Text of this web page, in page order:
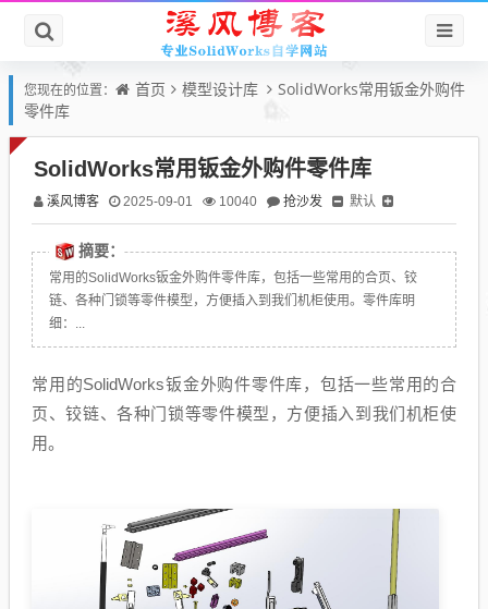
您现在的位置： 首页 模型设计库
SolidWorks常用钣金外购件
零件库
SolidWorks常用钣金外购件零件库
溪风博客 2025-09-01 10040 抢沙发 默认
摘要：
常用的SolidWorks钣金外购件零件库，包括一些常用的合页、铰
链、各种门锁等零件模型，方便插入到我们机柜使用。零件库明
细：...
常用的SolidWorks钣金外购件零件库，包括一些常用的合
页、铰链、各种门锁等零件模型，方便插入到我们机柜使
用。